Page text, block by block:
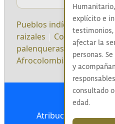
Pueblos indígenas|
raizales
Comunidades
palenqueras
Afrocolombianas|
Atribución-
explícito e
testimonios,
afectar la
personas.
y
consultado
edad.